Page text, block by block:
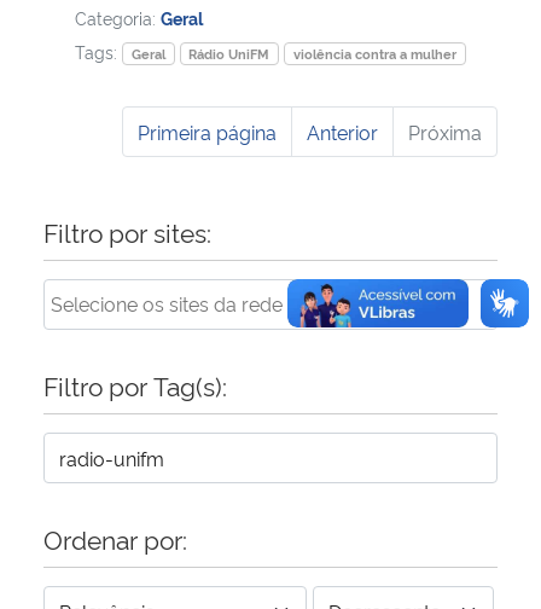
Categoria: Geral
Tags:
Geral Rádio UniFM violência contra a mulher
Primeira página Anterior Próxima
Filtro por sites:
Filtro por Tag(s):
Ordenar por: